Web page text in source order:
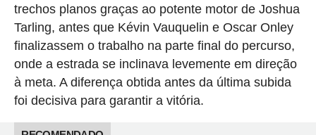
trechos planos graças ao potente motor de Joshua
Tarling, antes que Kévin Vauquelin e Oscar Onley
finalizassem o trabalho na parte final do percurso,
onde a estrada se inclinava levemente em direção
à meta. A diferença obtida antes da última subida
foi decisiva para garantir a vitória.